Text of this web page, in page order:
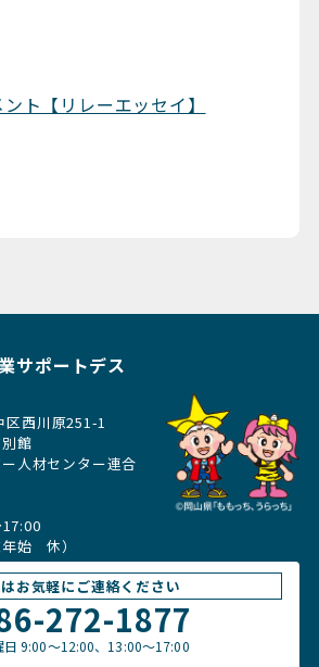
ト【リレーエッセイ】
サポートデス
西川原251-1
館
人材センター連合
年始 休）
お気軽にご連絡ください
272-1877
日9:00～12:00、13:00〜17:00